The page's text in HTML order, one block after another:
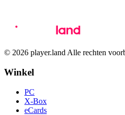
© 2026 player.land Alle rechten
Winkel
PC
X-Box
eCards